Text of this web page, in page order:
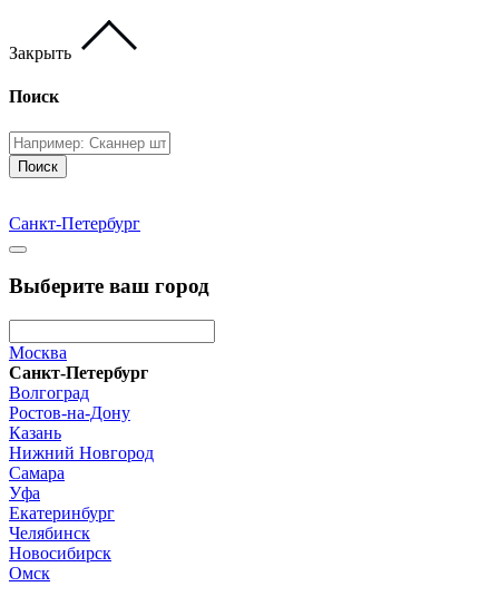
Закрыть
Поиск
Поиск
Санкт-Петербург
Выберите ваш город
Москва
Санкт-Петербург
Волгоград
Ростов-на-Дону
Казань
Нижний Новгород
Самара
Уфа
Екатеринбург
Челябинск
Новосибирск
Омск